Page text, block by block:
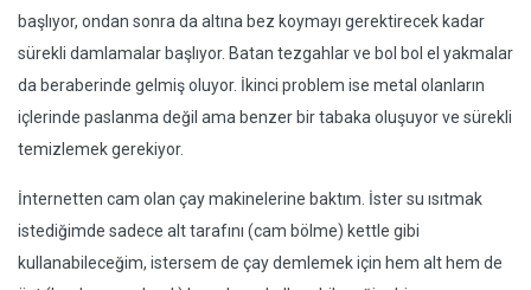
başlıyor, ondan sonra da altına bez koymayı gerektirecek kadar
sürekli damlamalar başlıyor. Batan tezgahlar ve bol bol el yakmalar
da beraberinde gelmiş oluyor. İkinci problem ise metal olanların
içlerinde paslanma değil ama benzer bir tabaka oluşuyor ve sürekli
temizlemek gerekiyor.
İnternetten cam olan çay makinelerine baktım. İster su ısıtmak
istediğimde sadece alt tarafını (cam bölme) kettle gibi
kullanabileceğim, istersem de çay demlemek için hem alt hem de